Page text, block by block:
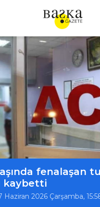
fenalaşan
kaybetti
Haziran 2026 Çarşamba,